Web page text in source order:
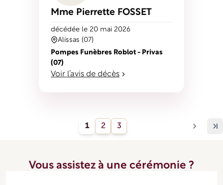
Mme Pierrette FOSSET
Alissas (07)
décédée le 20 mai 2026
Pompes Funèbres Roblot - Privas
(07)
Voir l’avis de décès
1 2 3
Vous assistez à une cérémonie ?